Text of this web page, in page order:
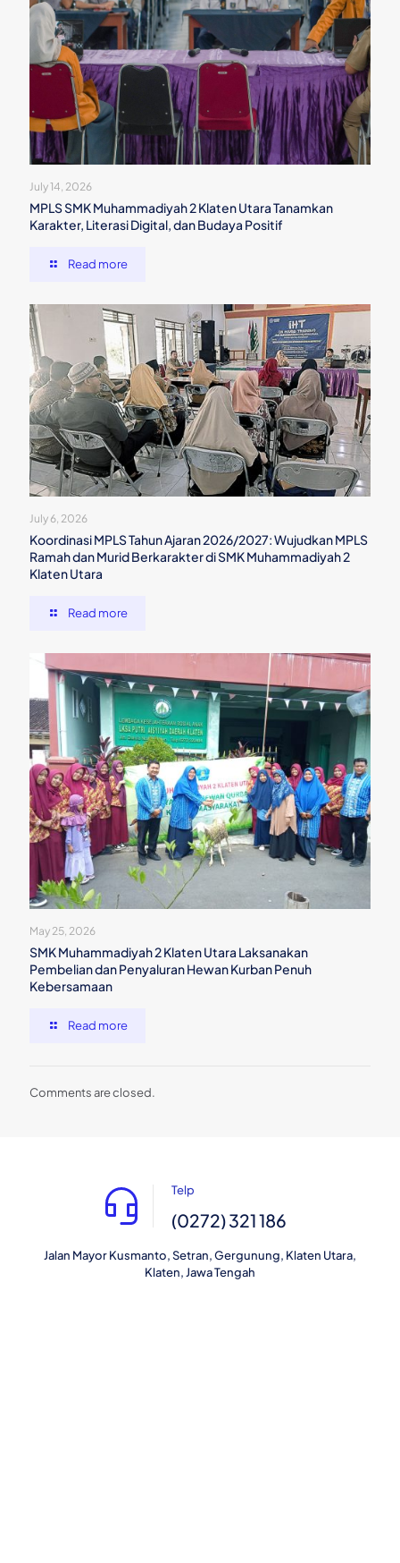
July 14, 2026
MPLS SMK Muhammadiyah 2 Klaten Utara Tanamkan
Karakter, Literasi Digital, dan Budaya Positif
Read more
July 6, 2026
Koordinasi MPLS Tahun Ajaran 2026/2027: Wujudkan MPLS
Ramah dan Murid Berkarakter di SMK Muhammadiyah 2
Klaten Utara
Read more
May 25, 2026
SMK Muhammadiyah 2 Klaten Utara Laksanakan
Pembelian dan Penyaluran Hewan Kurban Penuh
Kebersamaan
Read more
Comments are closed.
Telp
(0272) 321 186
Jalan Mayor Kusmanto, Setran, Gergunung, Klaten Utara,
Klaten, Jawa Tengah